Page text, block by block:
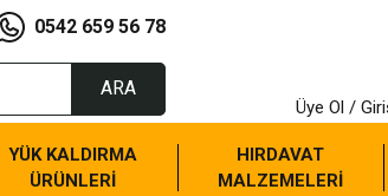
0542 659 56 78
ARA
Üye Ol /
YÜK KALDIRMA
ÜRÜNLERİ
HIRDAVAT
MALZEMELERİ